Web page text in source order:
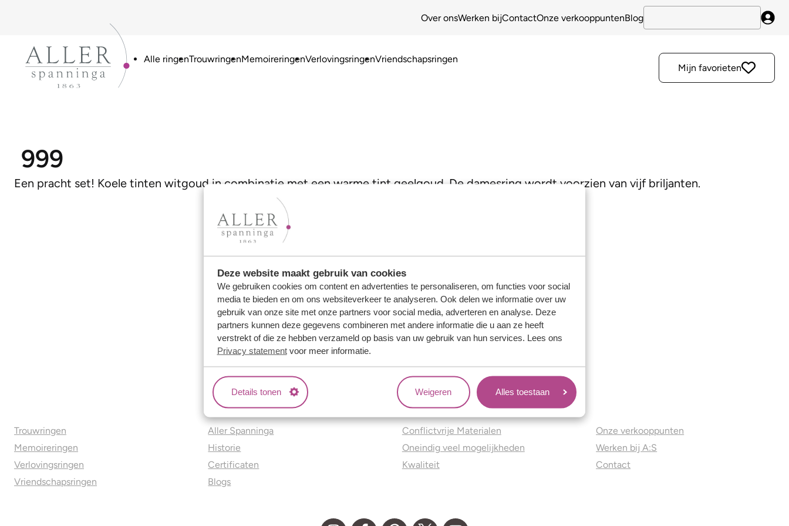
Deze website maakt gebruik van cookies
We gebruiken cookies om content en advertenties te personaliseren, om functies voor social
media te bieden en om ons websiteverkeer te analyseren. Ook delen we informatie over uw
gebruik van onze site met onze partners voor social media, adverteren en analyse. Deze
partners kunnen deze gegevens combineren met andere informatie die u aan ze heeft
verstrekt of die ze hebben verzameld op basis van uw gebruik van hun services. Lees ons
Privacy statementvoor meer informatie.
Details tonen Weigeren Alles toestaan
Over onsWerken bijContactOnze verkooppuntenBlog
Alle ringenTrouwringenMemoireringenVerlovingsringenVriendschapsringen
Mijn favorieten
999
Een pracht set! Koele tinten witgoud in combinatie met een warme tint geelgoud. De damesring wordt voorzien van vijf briljanten.
Trouwringen
Memoireringen
Verlovingsringen
Vriendschapsringen
Over ons
Aller Spanninga
Historie
Certificaten
Blogs
Jouw voordelen
Conflictvrije Materialen
Oneindig veel mogelijkheden
Kwaliteit
Onze verkooppunten
Werken bij A:S
Contact